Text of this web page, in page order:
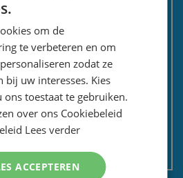
om de
te verbeteren en om
zodat ze
bij uw interesses. Kies
ons toestaat te gebruiken.
over ons Cookiebeleid
Lees verder
ACCEPTEREN